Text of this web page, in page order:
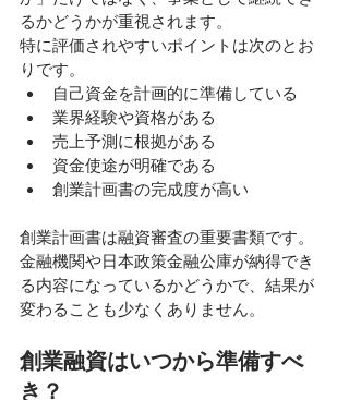
るかどうかが重視されます。
特に評価されやすいポイントは次のとお
りです。
自己資金を計画的に準備している
業界経験や資格がある
売上予測に根拠がある
資金使途が明確である
創業計画書の完成度が高い
創業計画書は融資審査の重要書類です。
金融機関や日本政策金融公庫が納得でき
る内容になっているかどうかで、結果が
変わることも少なくありません。
創業融資はいつから準備すべ
き？